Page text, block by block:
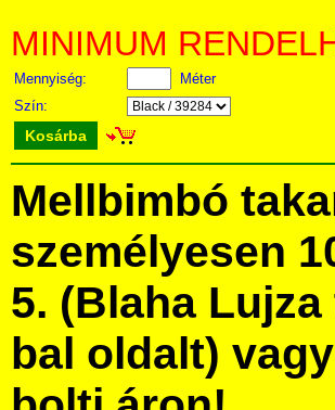
MINIMUM
Mennyiség:
Méter
Szín:
Kosárba
Mellbimbó
személyesen
5. (Blaha
bal oldalt)